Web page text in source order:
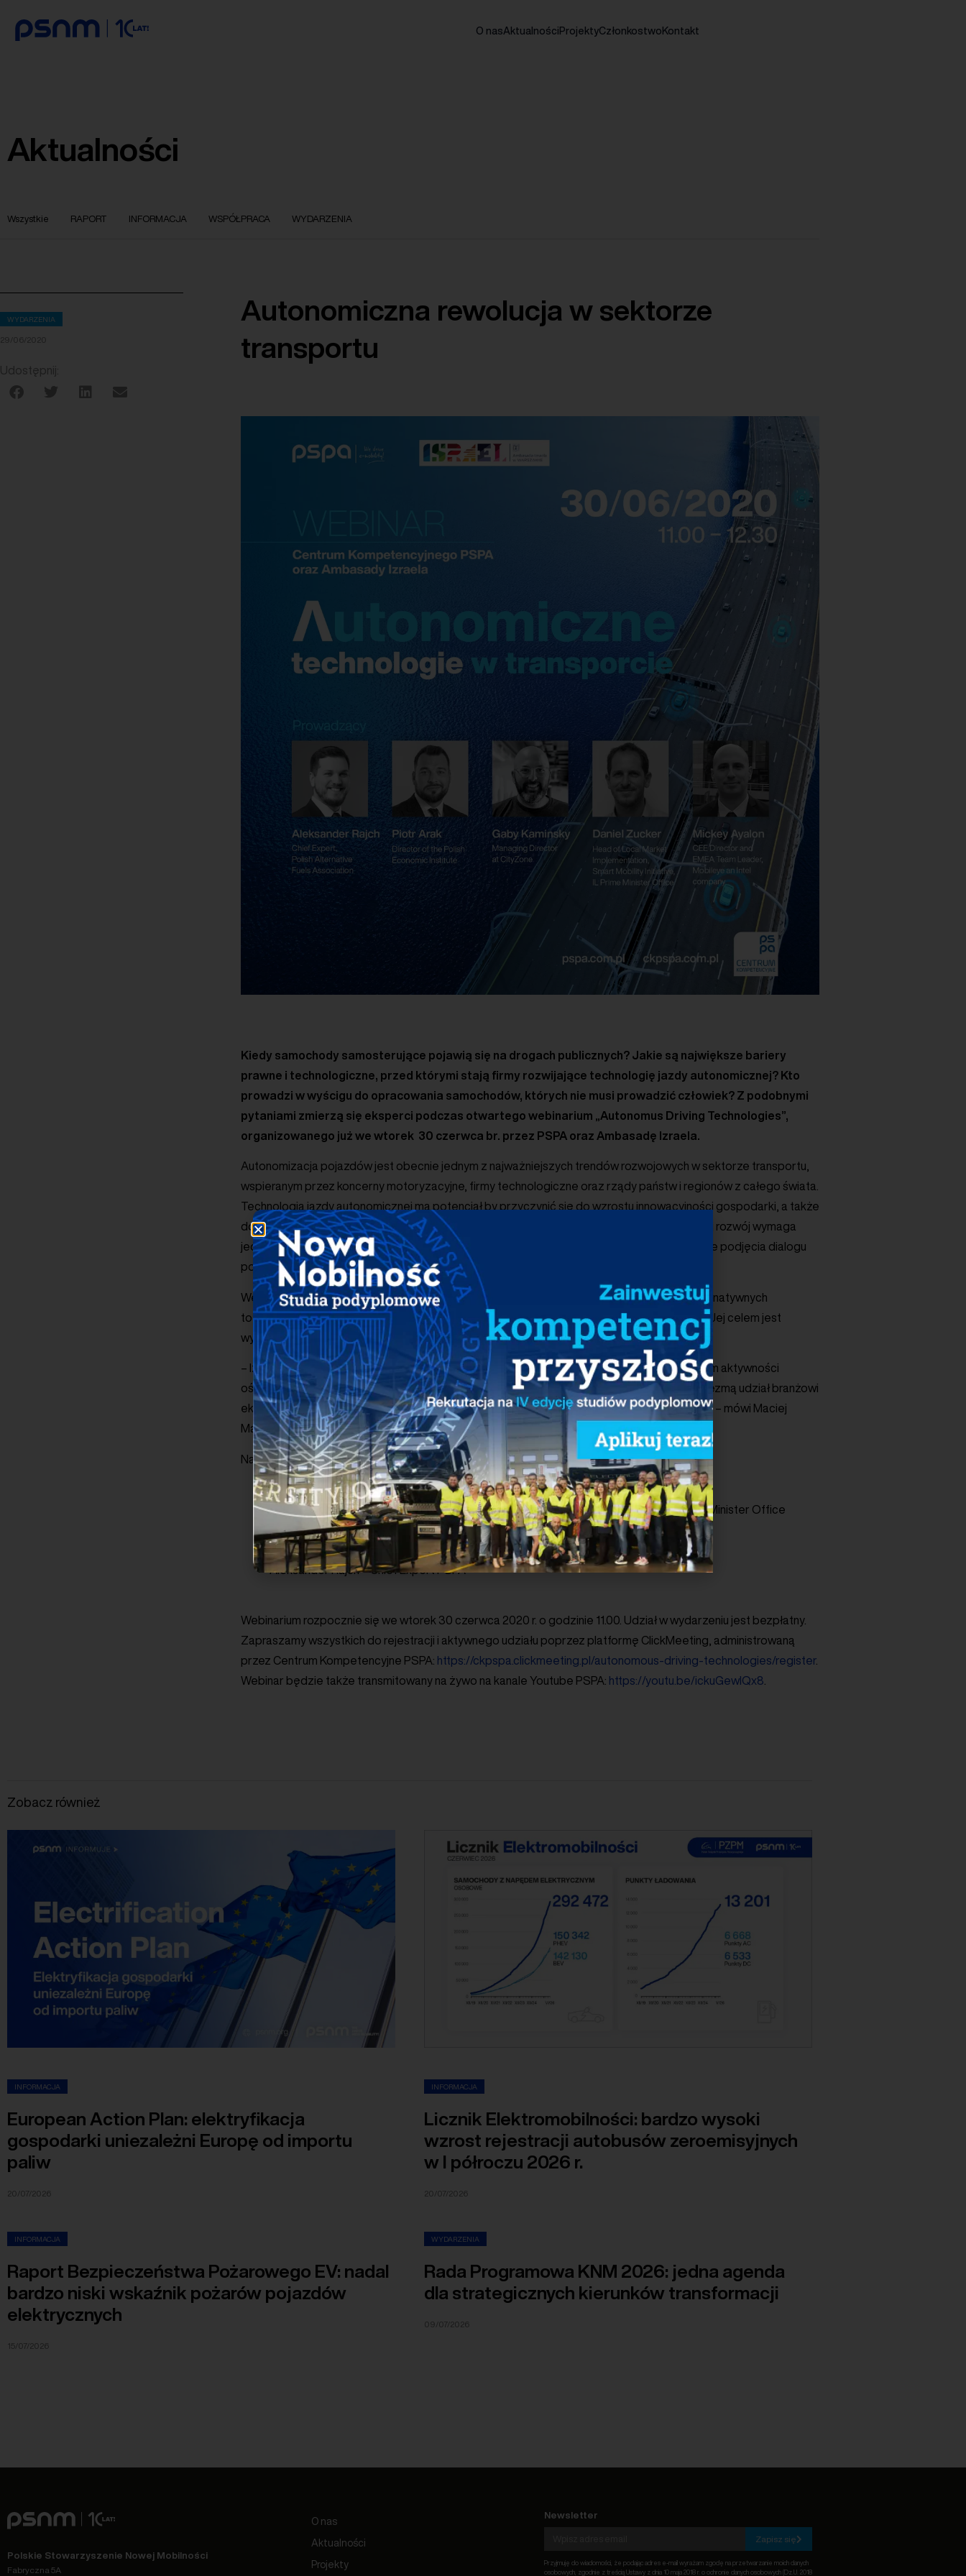
O nasAktualności ProjektyCzłonkostwo Kontakt
Aktualności
Wszystkie RAPORT INFORMACJA WSPÓŁPRACA WYDARZENIA
WYDARZENIA
29/06/2020
Udostępnij:
Autonomiczna rewolucja w sektorze
transportu
Kiedy samochody samosterujące pojawią się na drogach publicznych? Jakie są największe bariery
prawne i technologiczne, przed którymi stają firmy rozwijające technologię jazdy autonomicznej? Kto
prowadzi w wyścigu do opracowania samochodów, których nie musi prowadzić człowiek? Z podobnymi
pytaniami zmierzą się eksperci podczas otwartego webinarium „Autonomus Driving Technologies”,
organizowanego już we wtorek 30 czerwca br. przez PSPA oraz Ambasadę Izraela.
Autonomizacja pojazdów jest obecnie jednym z najważniejszych trendów rozwojowych w sektorze transportu,
wspieranym przez koncerny motoryzacyjne, firmy technologiczne oraz rządy państw i regionów z całego świata.
Technologia jazdy autonomicznej ma potencjał by przyczynić się do wzrostu innowacyjności gospodarki, a także
do znacznej poprawy bezpieczeństwa, komfortu oraz ekologiczności ruchu drogowego. Jej rozwój wymaga
jednak pokonania szeregu wyzwań zarówno natury technologicznej, jak i legislacyjnej, a także podjęcia dialogu
pomiędzy administracją publiczną a przedstawicielami branży.
Webinarium organizowane przez Ambasadę Izraela oraz Polskie Stowarzyszenie Paliw Alternatywnych
to pierwsza w Polsce konferencja online w całości poświęcona pojazdom samosterującym. Jej celem jest
wymiana doświadczeń i promocja najlepszych praktyk z zakresu jazdy autonomicznej.
– Izrael jest jednym ze światowych liderów wdrażania tej technologii, zarówno pod względem aktywności
ośrodków badawczo-rozwojowych, jak i realizacji projektów pilotażowych. W wydarzeniu wezmą udział branżowi
eksperci i przedstawiciele administracji zaangażowani w autonomizację transportu w Izraelu – mówi Maciej
Mazur, Dyrektor Zarządzający PSPA.
Na wirtualnej scenie Centrum Kompetencyjnego PSPA wystąpią:
Mickey Ayalon, CEE Director and EMEA Team Leader, Mobileye an Intel Company
Daniel Zucker, Head of Local Market Implementation, Smart Mobility Initiative, IL Prime Minister Office
Piotr Arak, Dyrektor Polskiego Instytutu Ekonomicznego
Gaby Kaminsky – Managing Director, City Zone
Aleksander Rajch – Chief Expert PSPA
Webinarium rozpocznie się we wtorek 30 czerwca 2020 r. o godzinie 11.00. Udział w wydarzeniu jest bezpłatny.
Zapraszamy wszystkich do rejestracji i aktywnego udziału poprzez platformę ClickMeeting, administrowaną
przez Centrum Kompetencyjne PSPA: https://ckpspa.clickmeeting.pl/autonomous-driving-technologies/register.
Webinar będzie także transmitowany na żywo na kanale Youtube PSPA: https://youtu.be/ickuGewIQx8
Zobacz również
INFORMACJA
European Action Plan: elektryfikacja
gospodarki uniezależni Europę od importu
paliw
20/07/2026
INFORMACJA
Licznik Elektromobilności: bardzo wysoki
wzrost rejestracji autobusów zeroemisyjnych
w I półroczu 2026 r.
20/07/2026
INFORMACJA
Raport Bezpieczeństwa Pożarowego EV: nadal
bardzo niski wskaźnik pożarów pojazdów
elektrycznych
15/07/2026
WYDARZENIA
Rada Programowa KNM 2026: jedna agenda
dla strategicznych kierunków transformacji
09/07/2026
Polskie Stowarzyszenie Nowej Mobilności
Fabryczna 5A
O nas
Aktualności
Projekty
Newsletter
Zapisz się
Przyjmuję do wiadomości, że podając adres e-mail wyrażam zgodę na przetwarzanie moich danych
osobowych, zgodnie z treścią Ustawy z dnia 10 maja 2018 r. o ochronie danych osobowych (Dz.U. 2018